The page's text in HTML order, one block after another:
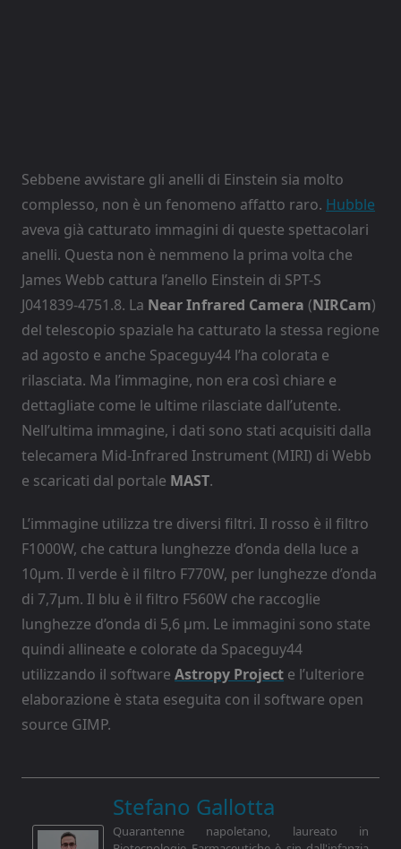
Sebbene avvistare gli anelli di Einstein sia molto
complesso, non è un fenomeno affatto raro. Hubble
aveva già catturato immagini di queste spettacolari
anelli. Questa non è nemmeno la prima volta che
James Webb cattura l’anello Einstein di SPT-S
J041839-4751.8. La Near Infrared Camera (NIRCam)
del telescopio spaziale ha catturato la stessa regione
ad agosto e anche Spaceguy44 l’ha colorata e
rilasciata. Ma l’immagine, non era così chiare e
dettagliate come le ultime rilasciate dall’utente.
Nell’ultima immagine, i dati sono stati acquisiti dalla
telecamera Mid-Infrared Instrument (MIRI) di Webb
e scaricati dal portale MAST.
L’immagine utilizza tre diversi filtri. Il rosso è il filtro
F1000W, che cattura lunghezze d’onda della luce a
10µm. Il verde è il filtro F770W, per lunghezze d’onda
di 7,7µm. Il blu è il filtro F560W che raccoglie
lunghezze d’onda di 5,6 µm. Le immagini sono state
quindi allineate e colorate da Spaceguy44
utilizzando il software Astropy Project e l’ulteriore
elaborazione è stata eseguita con il software open
source GIMP.
Stefano Gallotta
Quarantenne napoletano, laureato in